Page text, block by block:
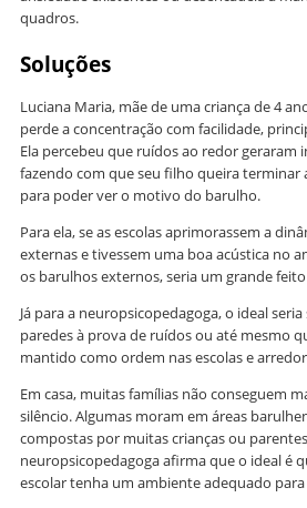
quadros.
Soluções
Luciana Maria, mãe de uma criança de 4
perde a concentração com facilidade,
Ela percebeu que ruídos ao redor geraram
fazendo com que seu filho queira terminar
para poder ver o motivo do barulho.
Para ela, se as escolas aprimorassem a
externas e tivessem uma boa acústica no
os barulhos externos, seria um grande
Já para a neuropsicopedagoga, o ideal
paredes à prova de ruídos ou até mesmo
mantido como ordem nas escolas e
Em casa, muitas famílias não conseguem
silêncio. Algumas moram em áreas
compostas por muitas crianças ou
neuropsicopedagoga afirma que o ideal é
escolar tenha um ambiente adequado